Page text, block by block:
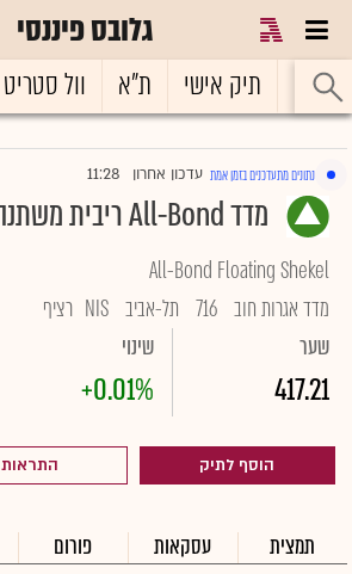
גלובס פיננסי
ראשי תיק אישי ת"א וול סטריט
נתונים מתעדכנים בזמן אמת |עדכון אחרון 11:28
מדד All-Bond ריבית משתנה שקלי
All-Bond Floating Shekel
מדד אגרות חוב 716 תל-אביב NIS רציף
שער
417.21
שינוי
+0.01%
הוסף לתיק התראות
תמצית עסקאות פורום